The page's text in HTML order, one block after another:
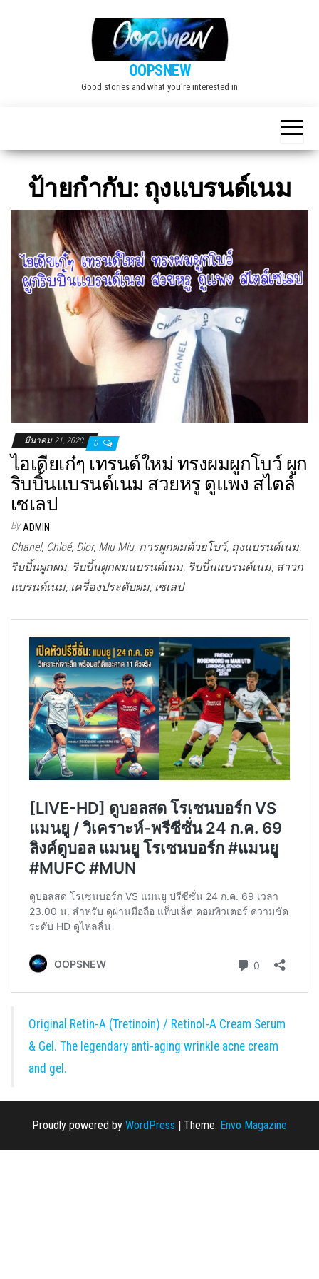
OOPSNEW
Good stories and what you're interested in
ป้ายกำกับ: ถุงแบรนด์เนม
มีนาคม 21, 2020 0
ไอเดียเก๋ๆ เทรนด์ใหม่ ทรงผมผูกโบว์ ผูก
ริบบิ้นแบรนด์เนม สวยหรู ดูแพง สไตล์
เซเลป
By ADMIN
Chanel, Chloé, Dior, Miu Miu, การผูกผมด้วยโบว์, ถุงแบรนด์เนม,
ริบบิ้นผูกผม, ริบบิ้นผูกผมแบรนด์เนม, ริบบิ้นแบรนด์เนม, สาวก
แบรนด์เนม, เครื่องประดับผม, เซเลป
Original Retin-A (Tretinoin) / Retinol-A Cream Serum
& Gel. The legendary anti-aging wrinkle acne cream
and gel.
Proudly powered by WordPress Theme: Envo Magazine